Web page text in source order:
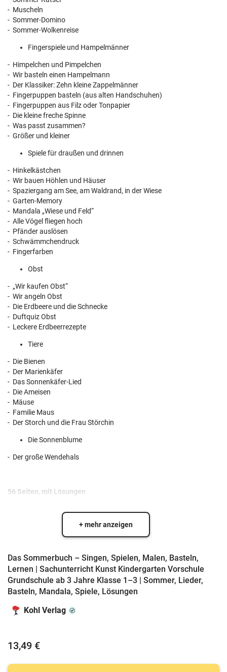
- Muscheln
- Sommer-Domino
- Sommer-Wolkenreise
Fingerspiele und Hampelmänner
- Himpelchen und Pimpelchen
- Wir basteln einen Hampelmann
- Der Klassiker: Zehn kleine Zappelmänner
- Fingerpuppen basteln (aus alten Handschuhen)
- Fingerpuppen aus Filz oder Tonpapier
- Die kleine freche Spinne
- Was passt zusammen?
- Größer und kleiner
Spiele für draußen und drinnen
- Hinkelkästchen
- Wir bauen Höhlen und Häuser
- Spaziergang am See, am Waldrand, in der Wiese
- Garten-Memory
- Mandala „Wiese und Feld“
- Alle Vögel fliegen hoch
- Pfänder auslösen
- Schwämmchendruck
- Fingerfarben
Obst
- „Wir kaufen Obst“
- Wir angeln Obst
- Die Erdbeere und die Schnecke
- Duftquiz Obst
- Leckere Erdbeerrezepte
Tiere
- Die Bienen
- Der Marienkäfer
- Das Sonnenkäfer-Lied
- Die Ameisen
- Mäuse
- Familie Maus
- Der Storch und die Frau Störchin
Die Sonnenblume
- Der große Wendehals
56 Seiten, mit Lösungen
+ mehr anzeigen
Das Sommerbuch – Singen, Spielen, Malen, Basteln,
Lernen | Sachunterricht Kunst Kindergarten Vorschule
Grundschule ab 3 Jahre Klasse 1–3 | Sommer, Lieder,
Basteln, Mandala, Spiele, Lösungen
Kohl Verlag
13,49 €